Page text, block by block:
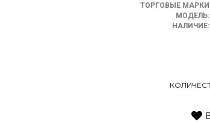
ТОРГОВЫЕ МАРКИ
МОДЕЛЬ:
НАЛИЧИЕ: